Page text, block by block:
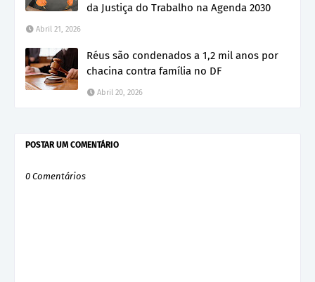
da Justiça do Trabalho na Agenda 2030
Abril 21, 2026
Réus são condenados a 1,2 mil anos por
chacina contra família no DF
Abril 20, 2026
POSTAR UM COMENTÁRIO
0 Comentários